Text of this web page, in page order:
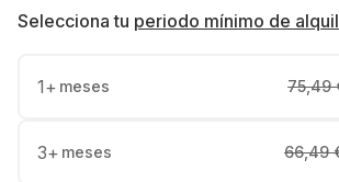
Selecciona tu periodo mínimo de
1+ meses 75,49
3+ meses 66,49